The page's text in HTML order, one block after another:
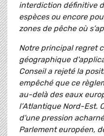
interdiction définitive
espèces ou encore
zones de pêche où
Notre principal regret
géographique
Conseil a rejeté la
empêché que ce
au-delà des eaux
l’Atlantique Nord-Est.
d'une pression
Parlement européen,